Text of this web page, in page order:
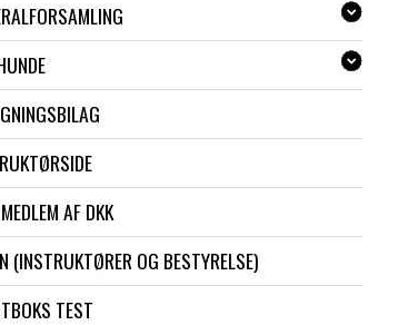
AF DKK
(INSTRUKTØRER OG BESTYRELSE)
TEST